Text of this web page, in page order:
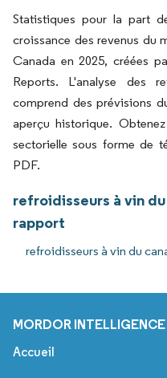
Statistiques pour la part
croissance des revenus du
Canada en 2025, créées
Reports. L'analyse des
comprend des prévisions
aperçu historique.
sectorielle sous forme de
PDF.
refroidisseurs à vin
rapport
refroidisseurs à vin du
MORDOR INTELLIGENCE
Accueil